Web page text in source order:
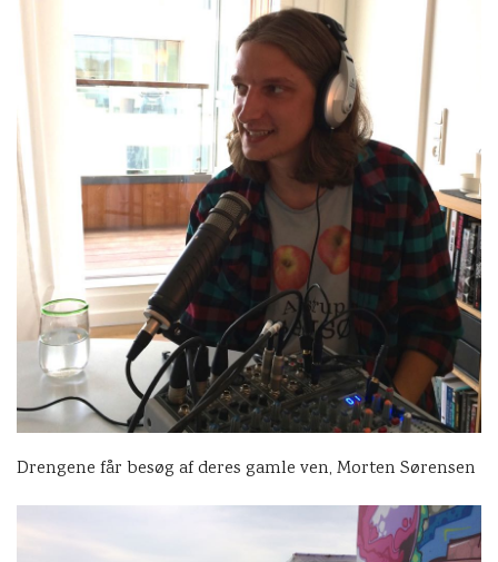
Drengene får besøg af deres gamle ven, Morten Sørensen